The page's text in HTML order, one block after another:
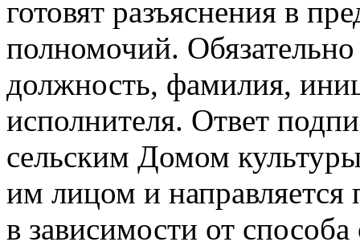
готовят разъяснения в
полномочий.
должность, фамилия,
исполнителя. Ответ
сельским Домом
им лицом и
в зависимости от